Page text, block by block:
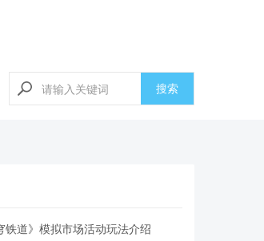
搜索
铁道》模拟市场活动玩法介绍